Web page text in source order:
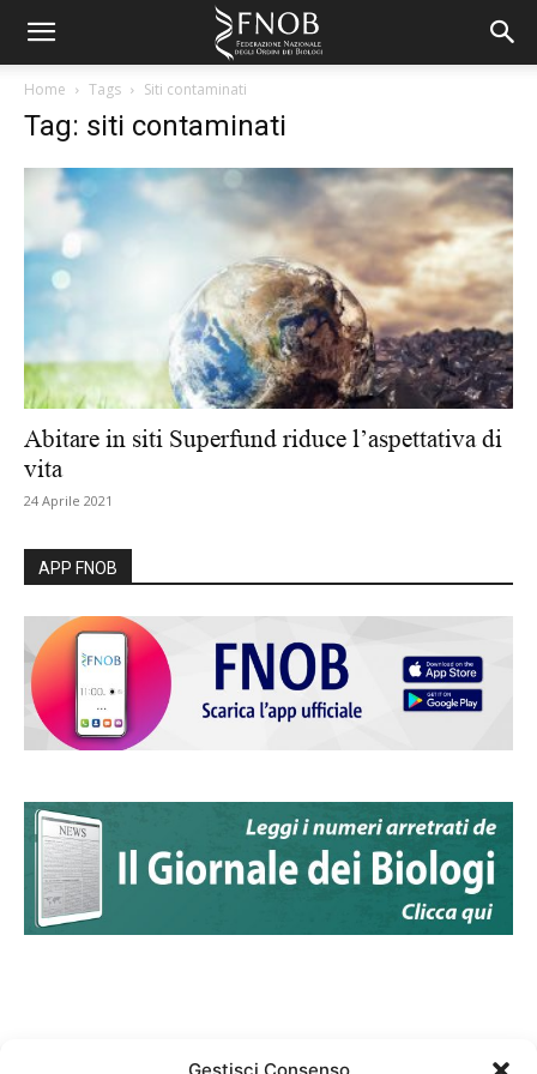
Home Tags Siti contaminati
Tag: siti contaminati
Abitare in siti Superfund riduce l’aspettativa di
vita
24 Aprile 2021
APP FNOB